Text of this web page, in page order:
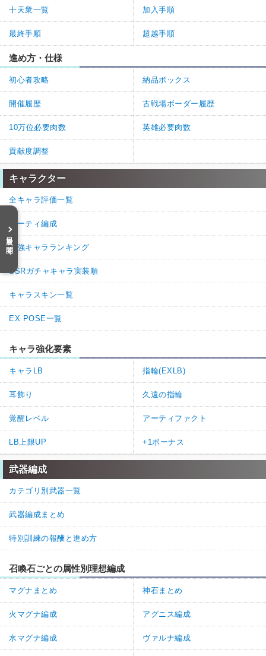
目次を開く
十天衆一覧 加入手順
最終手順 超越手順
進め方・仕様
初心者攻略 納品ボックス
開催履歴 古戦場ボーダー履歴
10万位必要肉数 英雄必要肉数
貢献度調整
キャラクター
全キャラ評価一覧
パーティ編成
最強キャラランキング
SSRガチャキャラ実装順
キャラスキン一覧
EX POSE一覧
キャラ強化要素
キャラLB 指輪(EXLB)
耳飾り 久遠の指輪
覚醒レベル アーティファクト
LB上限UP +1ボーナス
武器編成
カテゴリ別武器一覧
武器編成まとめ
特別訓練の報酬と進め方
召喚石ごとの属性別理想編成
マグナまとめ 神石まとめ
火マグナ編成 アグニス編成
水マグナ編成 ヴァルナ編成